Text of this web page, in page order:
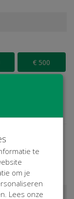
€ 500
te
om je
Lees onze